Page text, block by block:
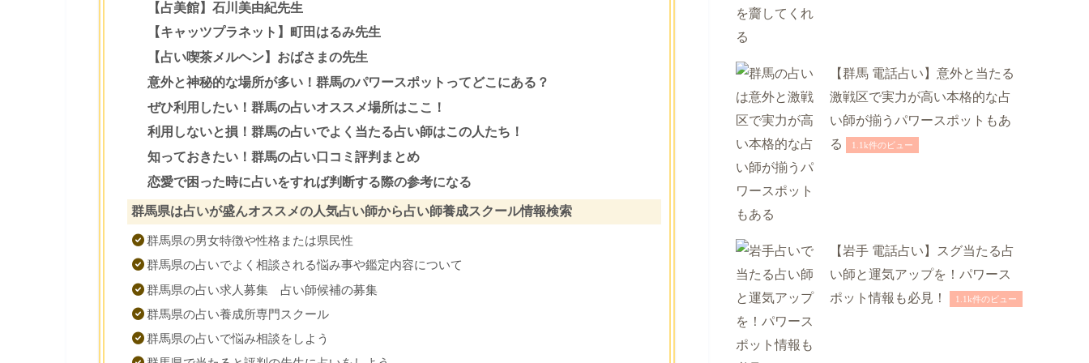
【占美館】石川美由紀先生
【キャッツプラネット】町田はるみ先生
【占い喫茶メルヘン】おばさまの先生
意外と神秘的な場所が多い！群馬のパワースポットってどこにある？
ぜひ利用したい！群馬の占いオススメ場所はここ！
利用しないと損！群馬の占いでよく当たる占い師はこの人たち！
知っておきたい！群馬の占い口コミ評判まとめ
恋愛で困った時に占いをすれば判断する際の参考になる
群馬県は占いが盛んオススメの人気占い師から占い師養成スクール情報検索
群馬県の男女特徴や性格または県民性
群馬県の占いでよく相談される悩み事や鑑定内容について
群馬県の占い求人募集 占い師候補の募集
群馬県の占い養成所専門スクール
群馬県の占いで悩み相談をしよう
【群馬 電話占い】意外と当たる
激戦区で実力が高い本格的な占
い師が揃うパワースポットもあ
る
1.1k件のビュー
【岩手 電話占い】スグ当たる占
い師と運気アップを！パワース
ポット情報も必見！
1.1k件のビュー